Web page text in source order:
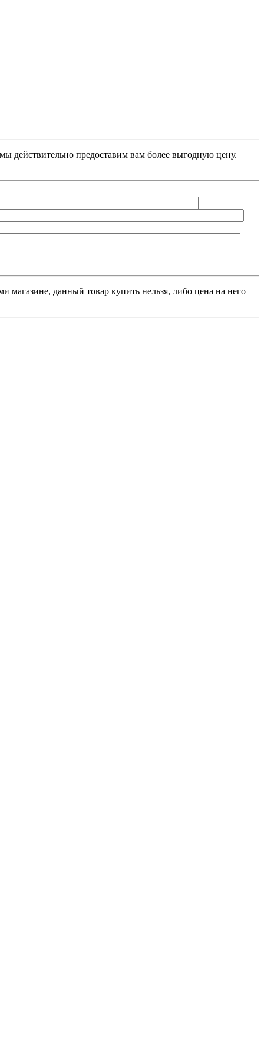
действительно предоставим вам более выгодную цену.
магазине, данный товар купить нельзя, либо цена на него